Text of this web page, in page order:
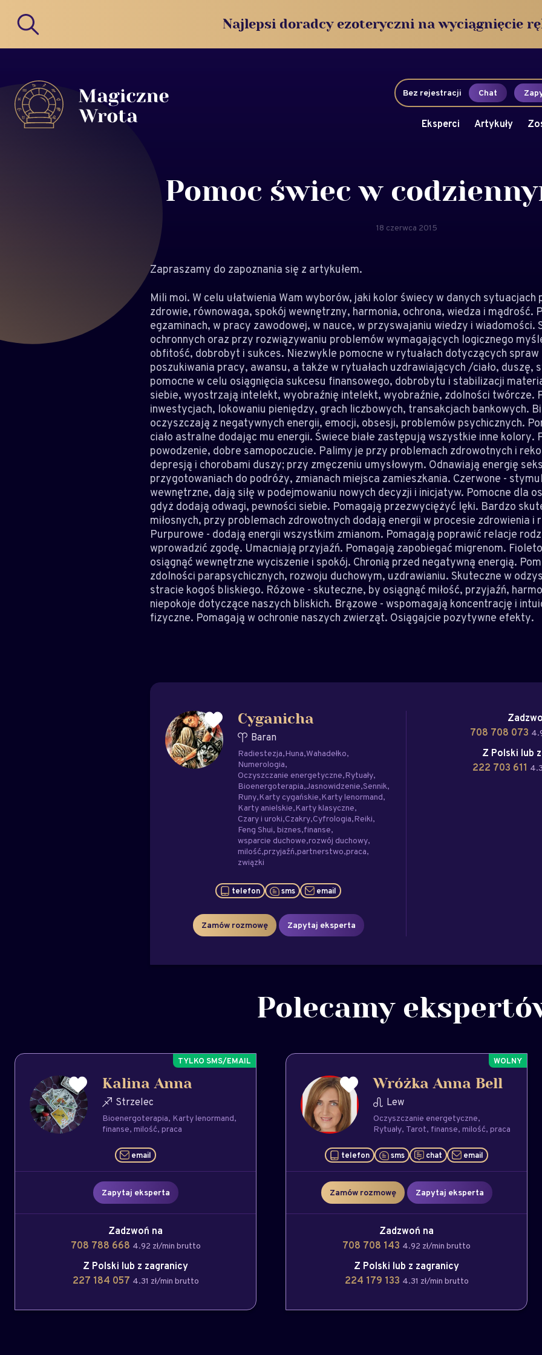
Najlepsi doradcy ezoteryczni na wyciągnięcie
Bez rejestracji Chat
Eksperci Artykuły
Pomoc świec w
18 czerwca 2015
Zapraszamy do zapoznania się z artykułem.
Mili moi. W celu ułatwienia Wam wyborów, jaki kolor świecy w danych sytuacjach
zdrowie, równowaga, spokój wewnętrzny, harmonia, ochrona, wiedza i mądrość.
egzaminach, w pracy zawodowej, w nauce, w przyswajaniu wiedzy i wiadomości.
ochronnych oraz przy rozwiązywaniu problemów wymagających logicznego
obfitość, dobrobyt i sukces. Niezwykle pomocne w rytuałach dotyczących
poszukiwania pracy, awansu, a także w rytuałach uzdrawiających /ciało, duszę,
pomocne w celu osiągnięcia sukcesu finansowego, dobrobytu i stabilizacji
siebie, wyostrzają intelekt, wyobraźnię intelekt, wyobraźnie, zdolności twórcze.
inwestycjach, lokowaniu pieniędzy, grach liczbowych, transakcjach bankowych.
oczyszczają z negatywnych energii, emocji, obsesji, problemów psychicznych.
ciało astralne dodając mu energii. Świece białe zastępują wszystkie inne kolory.
powodzenie, dobre samopoczucie. Palimy je przy problemach zdrowotnych i
depresją i chorobami duszy; przy zmęczeniu umysłowym. Odnawiają energię
przygotowaniach do podróży, zmianach miejsca zamieszkania. Czerwone -
wewnętrzne, dają siłę w podejmowaniu nowych decyzji i inicjatyw. Pomocne dla
gdyż dodają odwagi, pewności siebie. Pomagają przezwyciężyć lęki. Bardzo
miłosnych, przy problemach zdrowotnych dodają energii w procesie zdrowienia i
Purpurowe - dodają energii wszystkim zmianom. Pomagają poprawić relacje
wprowadzić zgodę. Umacniają przyjaźń. Pomagają zapobiegać migrenom.
osiągnąć wewnętrzne wyciszenie i spokój. Chronią przed negatywną energią.
zdolności parapsychicznych, rozwoju duchowym, uzdrawianiu. Skuteczne w
stracie kogoś bliskiego. Różowe - skuteczne, by osiągnąć miłość, przyjaźń,
niepokoje dotyczące naszych bliskich. Brązowe - wspomagają koncentrację i
fizyczne. Pomagają w ochronie naszych zwierząt. Osiągajcie pozytywne efekty.
Cyganicha
Baran
Radiestezja Huna Wahadełko
Numerologia
Oczyszczanie energetyczne Rytuały
Bioenergoterapia Jasnowidzenie Sennik
Runy Karty cygańskie Karty lenormand
Karty anielskie Karty klasyczne
Czary i uroki Czakry Cyfrologia Reiki
Feng Shui biznes finanse
wsparcie duchowe rozwój duchowy
milość przyjaźń partnerstwo praca
związki
telefon sms email
Zamów rozmowę Zapytaj eksperta
708 708 073
Z Polski lub
222 703 611
Polecamy
Kalina Anna
Strzelec
Bioenergoterapia Karty lenormand
finanse milość praca
email
Zapytaj eksperta
Zadzwoń na
708 788 668 4.92 zł/min brutto
Z Polski lub z zagranicy
227 184 057 4.31 zł/min brutto
Wróżka Anna Bell
Lew
Oczyszczanie energetyczne
Rytuały Tarot finanse milość praca
telefon sms chat email
Zamów rozmowę Zapytaj eksperta
Zadzwoń na
708 708 143 4.92 zł/min brutto
Z Polski lub z zagranicy
224 179 133 4.31 zł/min brutto